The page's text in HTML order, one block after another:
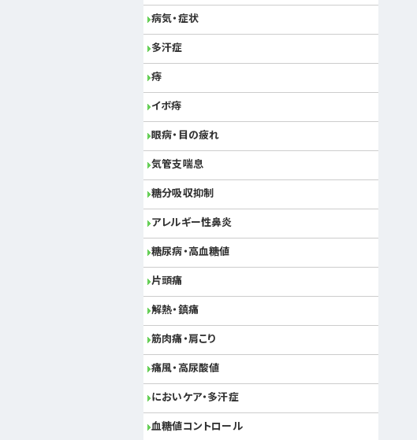
病気・症状
多汗症
痔
イボ痔
眼病・目の疲れ
気管支喘息
糖分吸収抑制
アレルギー性鼻炎
糖尿病・高血糖値
片頭痛
解熱・鎮痛
筋肉痛・肩こり
痛風・高尿酸値
においケア・多汗症
血糖値コントロール